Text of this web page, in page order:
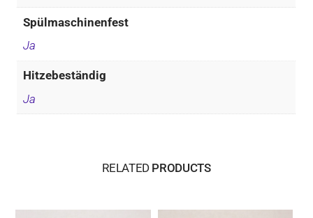
Spülmaschinenfest
Ja
Hitzebeständig
Ja
RELATEDPRODUCTS